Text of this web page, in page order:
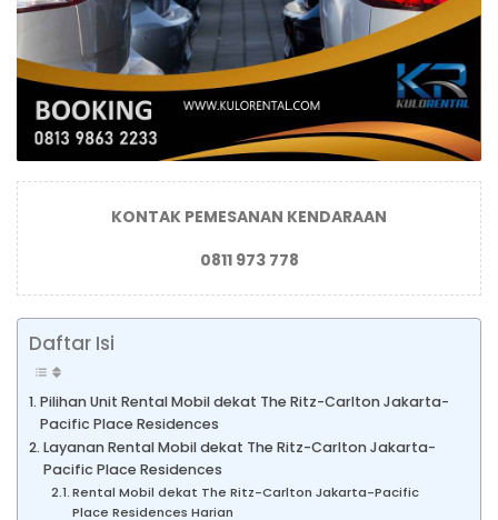
KONTAK PEMESANAN KENDARAAN
0811 973 778
Daftar Isi
Pilihan Unit Rental Mobil dekat The Ritz-Carlton Jakarta-
Pacific Place Residences
Layanan Rental Mobil dekat The Ritz-Carlton Jakarta-
Pacific Place Residences
Rental Mobil dekat The Ritz-Carlton Jakarta-Pacific
Place Residences Harian